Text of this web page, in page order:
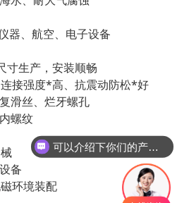
器、航空、电子设备
寸生产，安装顺畅
接强度*高、抗震动防松*好
滑丝、烂牙螺孔
螺纹
备
环境装配
可以介绍下你们的产品么？